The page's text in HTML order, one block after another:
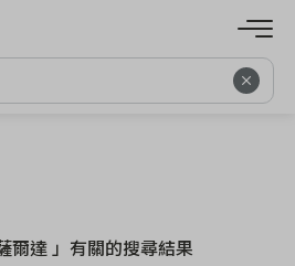
爾達 」有關的搜尋結果